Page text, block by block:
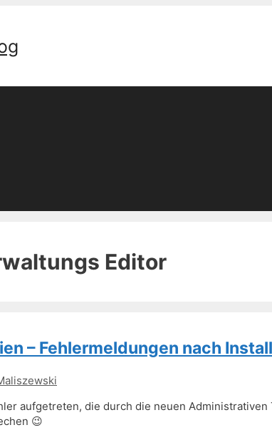
Editor
– Fehlermeldungen nach
aufgetreten, die durch die neuen
😉